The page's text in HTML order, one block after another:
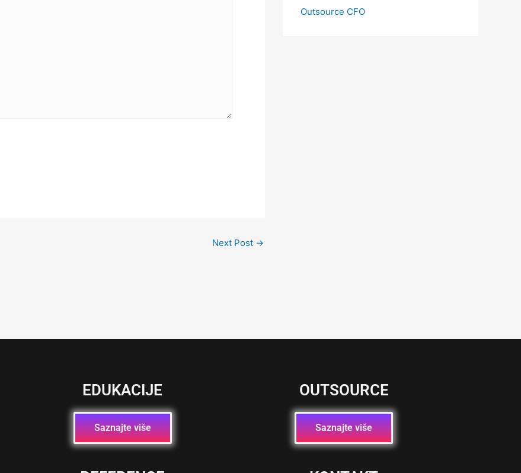
Next Post →
Outsource CFO
EDUKACIJE
Saznajte više
OUTSOURCE
Saznajte više